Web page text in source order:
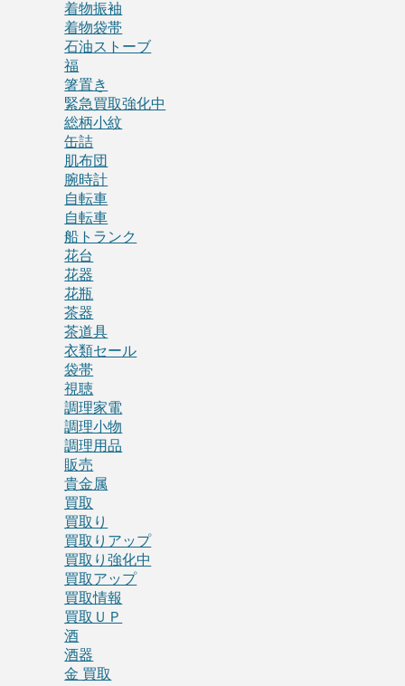
着物振袖
着物袋帯
石油ストーブ
福
箸置き
緊急買取強化中
総柄小紋
缶詰
肌布団
腕時計
自転車
自転車
船トランク
花台
花器
花瓶
茶器
茶道具
衣類セール
袋帯
視聴
調理家電
調理小物
調理用品
販売
貴金属
買取
買取り
買取りアップ
買取り強化中
買取アップ
買取情報
買取ＵＰ
酒
酒器
金 買取